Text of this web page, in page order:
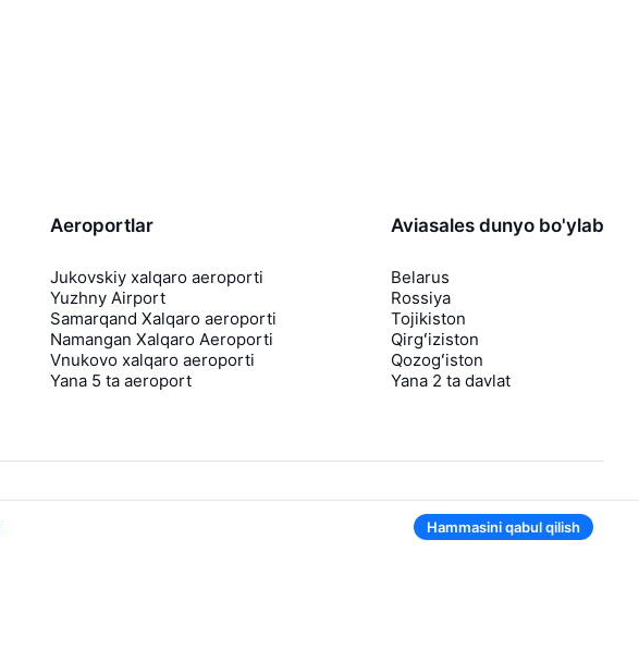
Aeroportlar
Jukovskiy xalqaro aeroporti
Yuzhny Airport
Samarqand Xalqaro aeroporti
Namangan Xalqaro Aeroporti
Vnukovo xalqaro aeroporti
Yana 5 ta aeroport
Aviasales dunyo bo'ylab
Belarus
Rossiya
Tojikiston
Qirgʻiziston
Qozogʻiston
Yana 2 ta davlat
Hammasini qabul qilish